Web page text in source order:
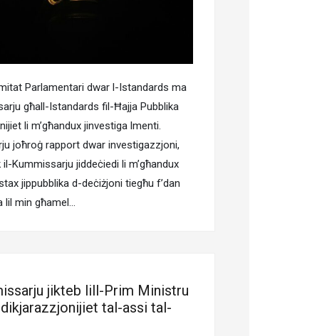
Parlamentari dwar l-Istandards ma
għall-Istandards fil-Ħajja Pubblika
li m’għandux jinvestiga lmenti.
joħroġ rapport dwar investigazzjoni,
Kummissarju jiddeċiedi li m’għandux
jippubblika d-deċiżjoni tiegħu f’dan
lil min għamel…
jikteb lill-Prim Ministru
tal-assi tal-